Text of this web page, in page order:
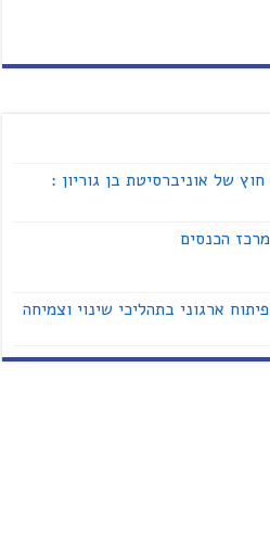
של אוניברסיטת בן גוריון :
הכנסים
ארגוני בתהליכי שינוי וצמיחה